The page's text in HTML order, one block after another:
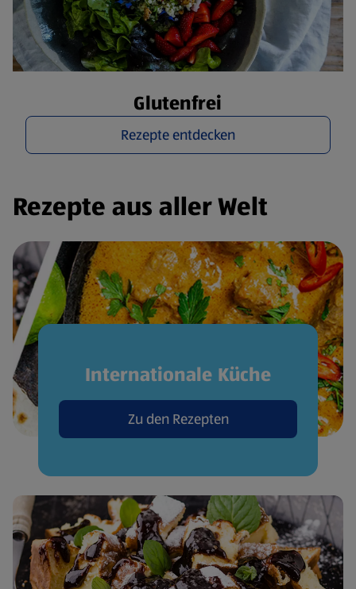
Glutenfrei
Rezepte entdecken
Rezepte aus aller Welt
Internationale Küche
Zu den Rezepten